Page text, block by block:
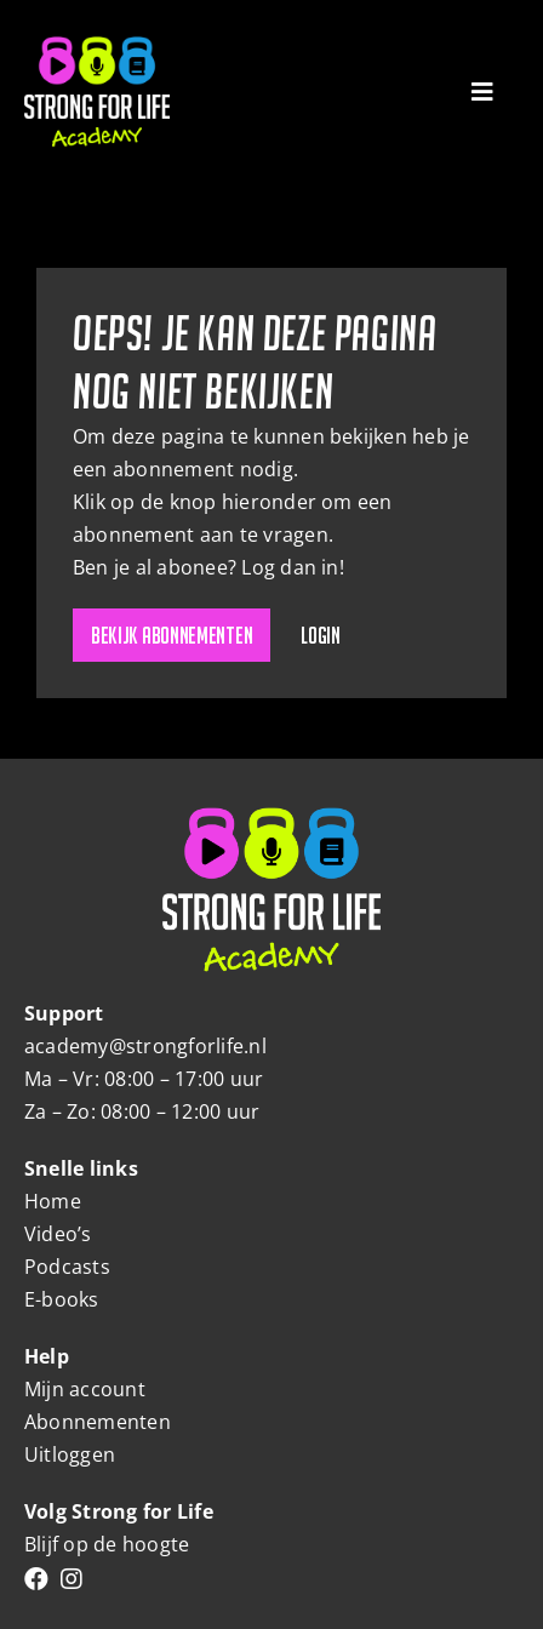
naar
inhoud
PODCASTS
E-BOOKS
CATEGORIEËN
WATCHLIST
MIJN ACCOUNT
ZOEKEN
Oeps! je kan deze pagina
nog niet bekijken
Om deze pagina te kunnen bekijken heb je
een abonnement nodig.
Klik op de knop hieronder om een
abonnement aan te vragen.
Ben je al abonee? Log dan in!
Bekijk abonnementen Login
Support
academy@strongforlife.nl
Ma – Vr: 08:00 – 17:00 uur
Za – Zo: 08:00 – 12:00 uur
Snelle links
Home
Video’s
Podcasts
E-books
Help
Mijn account
Abonnementen
Uitloggen
Volg Strong for Life
Blijf op de hoogte